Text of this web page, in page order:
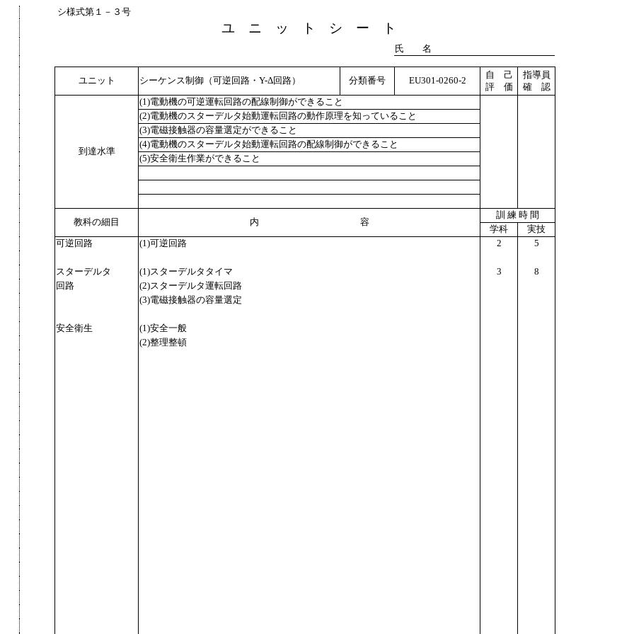
シ様式第１－３号
ユ ニ ッ ト シ ー ト
氏 名
ユニット シーケンス制御（可逆回路・Y-Δ回路） 分類番号 EU301-0260-2
自 己
評 価
指導員
確 認
到達水準
(1)電動機の可逆運転回路の配線制御ができること
(2)電動機のスターデルタ始動運転回路の動作原理を知っていること
(3)電磁接触器の容量選定ができること
(4)電動機のスターデルタ始動運転回路の配線制御ができること
(5)安全衛生作業ができること
教科の細目 内 容
訓 練 時 間
学科
実技
可逆回路
(1)可逆回路 2 5
スターデルタ (1)スターデルタタイマ 3
8
回路
(2)スターデルタ運転回路
(3)電磁接触器の容量選定
安全衛生
(1)安全一般
(2)整理整頓